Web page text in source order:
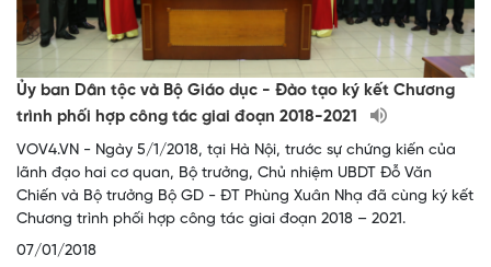
Ủy ban Dân tộc và Bộ Giáo dục - Đào tạo ký kết Chương
trình phối hợp công tác giai đoạn 2018-2021
VOV4.VN - Ngày 5/1/2018, tại Hà Nội, trước sự chứng kiến của
lãnh đạo hai cơ quan, Bộ trưởng, Chủ nhiệm UBDT Đỗ Văn
Chiến và Bộ trưởng Bộ GD - ĐT Phùng Xuân Nhạ đã cùng ký kết
Chương trình phối hợp công tác giai đoạn 2018 – 2021.
07/01/2018